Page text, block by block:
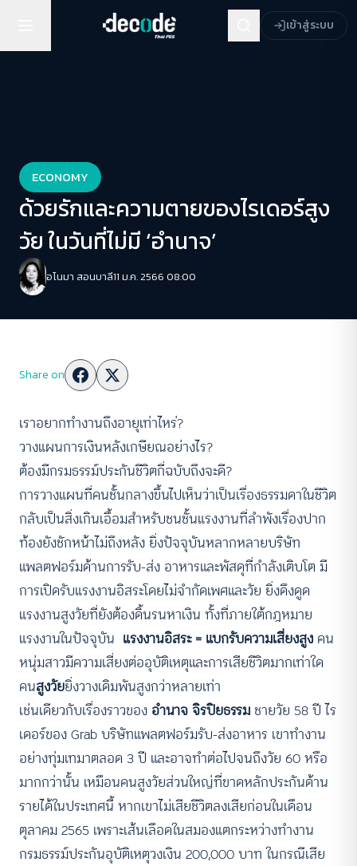
เข้าสู่ระบบ
ECONOMY
ด้วยรักและความตายของไรเดอร์สูง
วัย ในวันที่ไม่มี ‘อำนาจ’
อโนมา สอนบาลี11 ม.ค. 2566 08:00
Share on
เราอยากทำงานถึงอายุเท่าไหร่?
วางแผนการเงินหลังเกษียณอย่างไร?
ต้องมีกรมธรรม์ประกันชีวิตกี่ฉบับถึงจะดี?
การวางแผนที่คนชั้นกลางขึ้นไปเห็นว่าเป็นเรื่องธรรมดาในชีวิต
กลับเป็นสิ่งเกินเอื้อมสำหรับชนชั้นแรงงานที่ลำพังเรื่องปาก
ท้องยังชักหน้าไม่ถึงหลัง ยิ่งปัจจุบันหลากหลายบริษัท
แพลตฟอร์มด้านการรับ-ส่ง อาหารและพัสดุที่กำลังเติบโต มี
การเปิดรับแรงงานอิสระโดยไม่จำกัดเพศและวัย ยิ่งดึงดูด
แรงงานสูงวัยที่ยังต้องดิ้นรนหาเงิน ทั้งที่ภายใต้กฎหมาย
แรงงานในปัจจุบัน แรงงานอิสระ = แบกรับความเสี่ยงสูง คน
หนุ่มสาวมีความเสี่ยงต่ออุบัติเหตุและการเสียชีวิตมากเท่าใด
คนสูงวัยยิ่งวางเดิมพันสูงกว่าหลายเท่า
เช่นเดียวกับเรื่องราวของ อำนาจ จิรปิยธรรม ชายวัย 58 ปี ไร
เดอร์ของ Grab บริษัทแพลตฟอร์มรับ-ส่งอาหาร เขาทำงาน
อย่างทุ่มเทมาตลอด 3 ปี และอาจทำต่อไปจนถึงวัย 60 หรือ
มากกว่านั้น เหมือนคนสูงวัยส่วนใหญ่ที่ขาดหลักประกันด้าน
รายได้ในประเทศนี้ หากเขาไม่เสียชีวิตลงเสียก่อนในเดือน
ตุลาคม 2565 เพราะเส้นเลือดในสมองแตกระหว่างทำงาน
กรมธรรม์ประกันอุบัติเหตุวงเงิน 200,000 บาท ในกรณีเสีย